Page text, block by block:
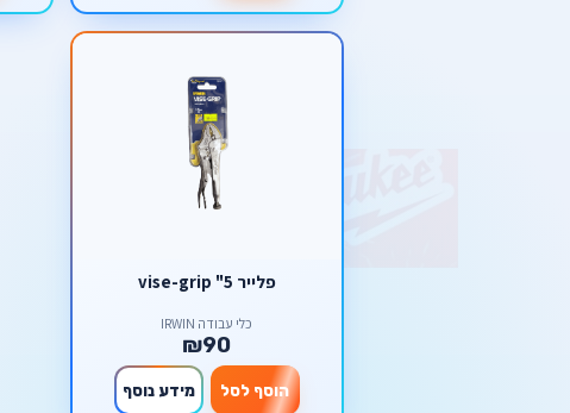
פלייר 5" vise-grip
כלי עבודה IRWIN
₪90
הוסף לסל מידע נוסף